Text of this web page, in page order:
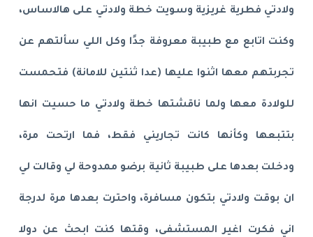
ولادتي فطرية غريزية وسويت خطة ولادتي على هالاساس،
وكنت اتابع مع طبيبة معروفة جدًا وكل اللي سألتهم عن
تجربتهم معها اثنوا عليها (عدا ثنتين للامانة) فتحمست
للولادة معها ولما ناقشتها خطة ولادتي ما حسيت انها
بتتبعها وكأنها كانت تجاريني فقط، فما ارتحت مرة،
ودخلت بعدها على طبيبة ثانية برضو ممدوحة لي وقالت لي
ان بوقت ولادتي بتكون مسافرة، واحترت بعدها مرة لدرجة
اني فكرت اغير المستشفى، وقتها كنت ابحث عن دولا